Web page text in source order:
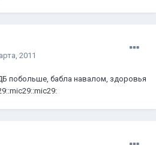
2011
побольше, бабла навалом, здоровья